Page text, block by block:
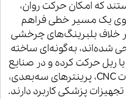
که امکان حرکت روان،
یک مسیر خطی فراهم
خلاف بلبرینگ‌های چرخشی
شده‌اند، به‌گونه‌ای ساخته
ریل حرکت کرده و در صنایع
مختلف از جمله ماشین‌آلات CNC، پرینترهای سه‌بعدی،
پزشکی کاربرد دارند.